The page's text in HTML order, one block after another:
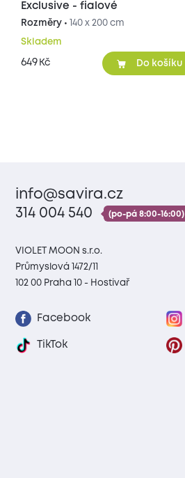
Exclusive - fialové
Rozměry • 140 x 200 cm
Skladem
649 Kč Do košíku
info@savira.cz
314 004 540
(po-pá 8:00-16:00)
VIOLET MOON s.r.o.
Průmyslová 1472/11
102 00 Praha 10 - Hostivař
Facebook
TikTok